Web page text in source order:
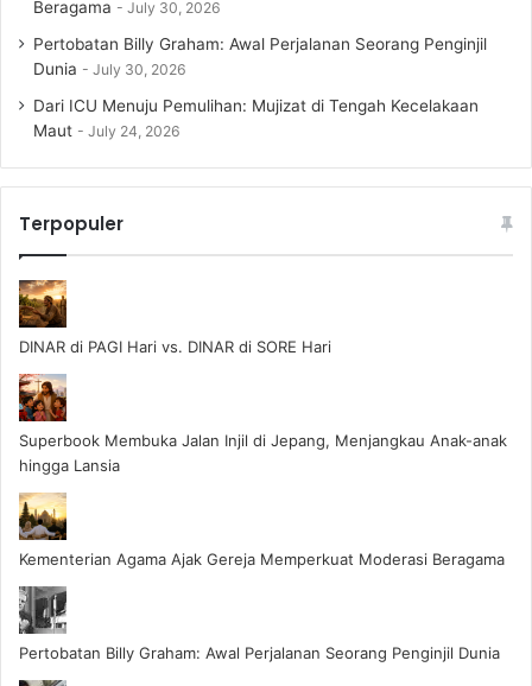
Beragama July 30, 2026
Pertobatan Billy Graham: Awal Perjalanan Seorang Penginjil
Dunia
July 30, 2026
Dari ICU Menuju Pemulihan: Mujizat di Tengah Kecelakaan
Maut
July 24, 2026
Terpopuler
DINAR di PAGI Hari vs. DINAR di SORE Hari
Superbook Membuka Jalan Injil di Jepang, Menjangkau Anak-anak
hingga Lansia
Kementerian Agama Ajak Gereja Memperkuat Moderasi Beragama
Pertobatan Billy Graham: Awal Perjalanan Seorang Penginjil Dunia